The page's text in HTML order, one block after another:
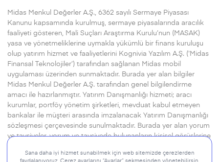
Midas Menkul Değerler A.Ş., 6362 sayılı Sermaye Piyasası
Kanunu kapsamında kurulmuş, sermaye piyasalarında aracılık
faaliyeti gösteren, Mali Suçları Araştırma Kurulu’nun (MASAK)
yasa ve yönetmeliklerine uymakla yükümlü bir finans kuruluşu
olup yatırım hizmet ve faaliyetlerini Kognivia Yazılım A.Ş. (‘Midas
Finansal Teknolojiler’) tarafından sağlanan Midas mobil
uygulaması üzerinden sunmaktadır. Burada yer alan bilgiler
Midas Menkul Değerler A.Ş. tarafından genel bilgilendirme
amacı ile hazırlanmıştır. Yatırım Danışmanlığı hizmeti; aracı
kurumlar, portföy yönetim şirketleri, mevduat kabul etmeyen
bankalar ile müşteri arasında imzalanacak Yatırım Danışmanlığı
sözleşmesi çerçevesinde sunulmaktadır. Burada yer alan yorum
ve tavsiyeler, yorum ve tavsiyede bulunanların kişisel görüşlerine
dayanmaktadır. Herhangi bir yatırım aracının alım-satım önerisi
ya da getiri vaadi olarak yorumlanmamalıdır.Devamı için..